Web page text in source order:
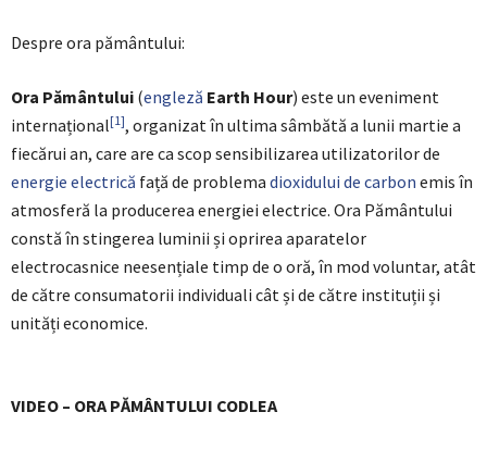
Despre ora pământului:
Ora Pământului (engleză Earth Hour) este un eveniment
internațional[1], organizat în ultima sâmbătă a lunii martie a
fiecărui an, care are ca scop sensibilizarea utilizatorilor de
energie electrică față de problema dioxidului de carbon emis în
atmosferă la producerea energiei electrice. Ora Pământului
constă în stingerea luminii și oprirea aparatelor
electrocasnice neesențiale timp de o oră, în mod voluntar, atât
de către consumatorii individuali cât și de către instituții și
unități economice.
VIDEO – ORA PĂMÂNTULUI CODLEA